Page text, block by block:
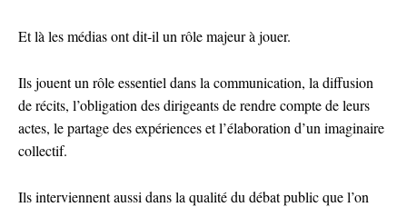
Et là les médias ont dit-il un rôle majeur à jouer.
Ils jouent un rôle essentiel dans la communication, la diffusion
de récits, l’obligation des dirigeants de rendre compte de leurs
actes, le partage des expériences et l’élaboration d’un imaginaire
collectif.
Ils interviennent aussi dans la qualité du débat public que l’on